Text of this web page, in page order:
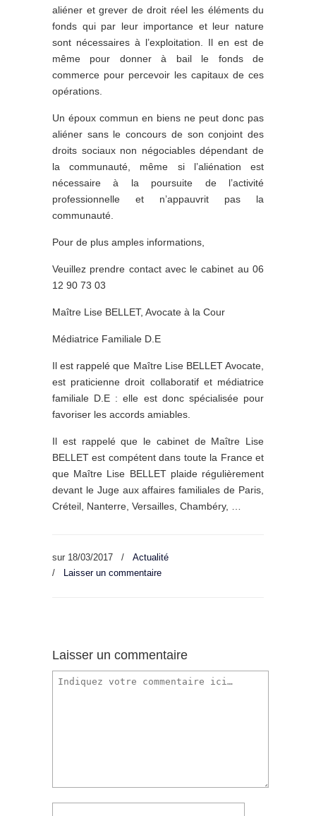
aliéner et grever de droit réel les éléments du
fonds qui par leur importance et leur nature
sont nécessaires à l’exploitation. Il en est de
même pour donner à bail le fonds de
commerce pour percevoir les capitaux de ces
opérations.
Un époux commun en biens ne peut donc pas
aliéner sans le concours de son conjoint des
droits sociaux non négociables dépendant de
la communauté, même si l’aliénation est
nécessaire à la poursuite de l’activité
professionnelle et n’appauvrit pas la
communauté.
Pour de plus amples informations,
Veuillez prendre contact avec le cabinet au 06
12 90 73 03
Maître Lise BELLET, Avocate à la Cour
Médiatrice Familiale D.E
Il est rappelé que Maître Lise BELLET Avocate,
est praticienne droit collaboratif et médiatrice
familiale D.E : elle est donc spécialisée pour
favoriser les accords amiables.
Il est rappelé que le cabinet de Maître Lise
BELLET est compétent dans toute la France et
que Maître Lise BELLET plaide régulièrement
devant le Juge aux affaires familiales de Paris,
Créteil, Nanterre, Versailles, Chambéry, …
sur 18/03/2017 /
Actualité
/
Laisser un commentaire
Laisser un commentaire